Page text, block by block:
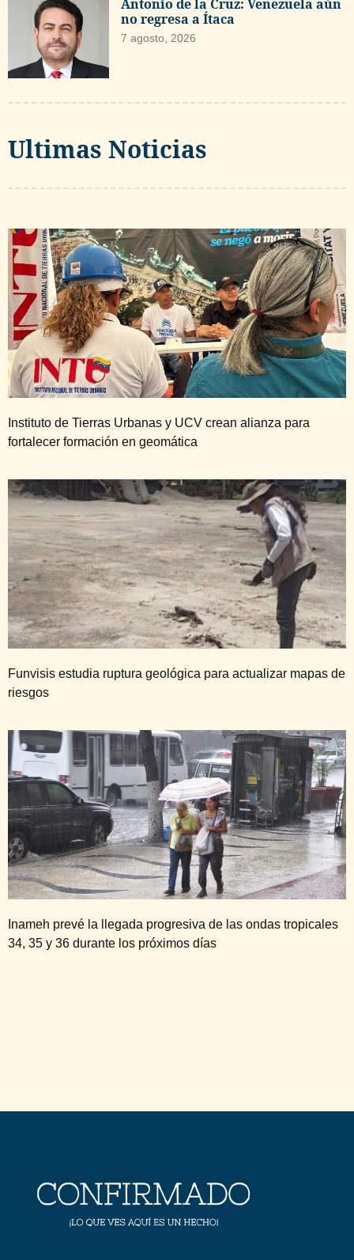
Antonio de la Cruz: Venezuela aún
no regresa a Ítaca
7 agosto, 2026
Ultimas Noticias
Instituto de Tierras Urbanas y UCV crean alianza para
fortalecer formación en geomática
Funvisis estudia ruptura geológica para actualizar mapas de
riesgos
Inameh prevé la llegada progresiva de las ondas tropicales
34, 35 y 36 durante los próximos días